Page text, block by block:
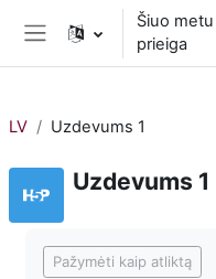
Pereiti į pagrindinį turinį
Šoninis skydelis
Šiuo
prieiga
LV Uzdevums 1
Uzdevums 1
Pažymėti kaip atliktą